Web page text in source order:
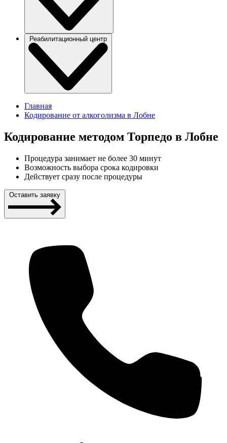
Реабилитационный центр
Главная
Кодирование от алкоголизма в Лобне
Кодирование методом Торпедо в Лобне
Процедура занимает не более 30 минут
Возможность выбора срока кодировки
Действует сразу после процедуры
Оставить заявку